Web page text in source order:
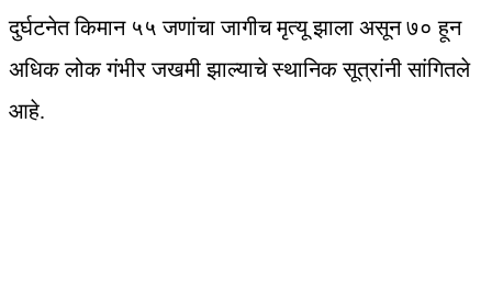
दुर्घटनेत किमान ५५ जणांचा जागीच मृत्यू झाला असून ७० हून
अधिक लोक गंभीर जखमी झाल्याचे स्थानिक सूत्रांनी सांगितले
आहे.